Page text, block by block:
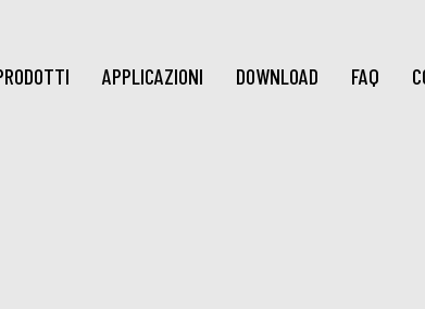
APPLICAZIONI DOWNLOAD FAQ